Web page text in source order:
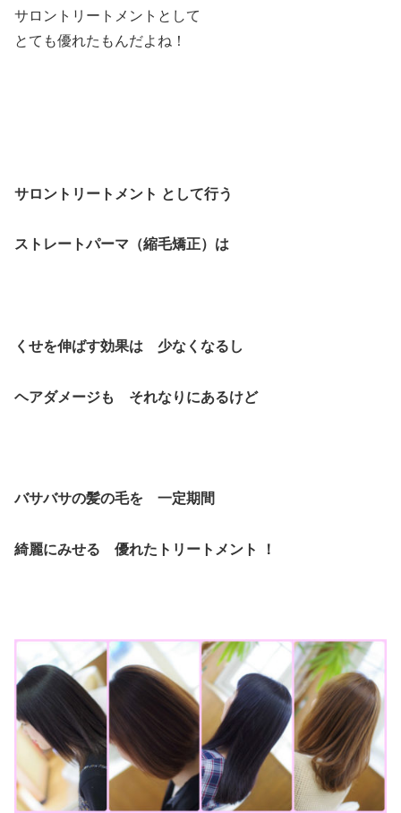
サロントリートメントとして
とても優れたもんだよね！
サロントリートメント として行う
ストレートパーマ（縮毛矯正）は
くせを伸ばす効果は 少なくなるし
ヘアダメージも それなりにあるけど
バサバサの髪の毛を 一定期間
綺麗にみせる 優れたトリートメント ！